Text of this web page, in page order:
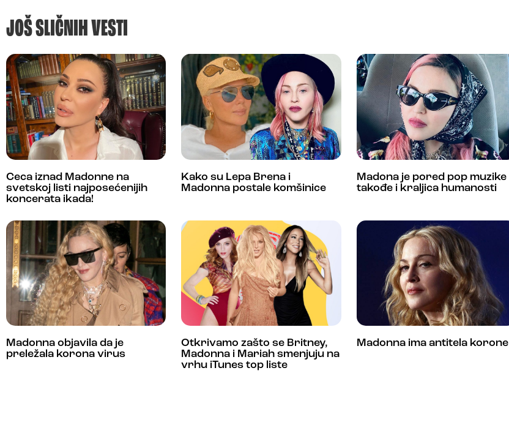
JOŠ SLIČNIH VESTI
Ceca iznad Madonne na
svetskoj listi najposećenijih
koncerata ikada!
Kako su Lepa Brena i
Madonna postale komšinice
Madona je pored pop muzike
takođe i kraljica humanosti
Madonna objavila da je
preležala korona virus
Otkrivamo zašto se Britney,
Madonna i Mariah smenjuju na
vrhu iTunes top liste
Madonna ima antitela korone